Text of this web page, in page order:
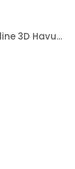
Bmw X4 2018 Sonrası Rizline 3D Havuzlu BEJ Paspas